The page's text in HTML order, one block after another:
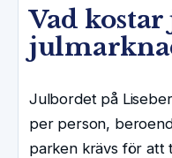
Vad
Julbordet på
per person,
parken krävs för att